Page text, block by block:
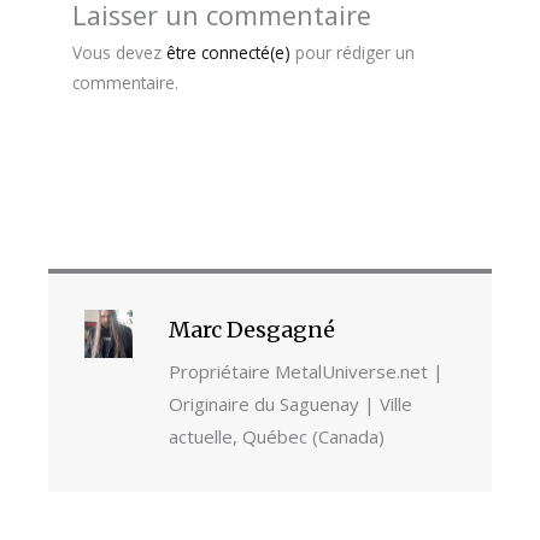
Laisser un commentaire
Vous devez être connecté(e) pour rédiger un
commentaire.
Marc Desgagné
Propriétaire MetalUniverse.net |
Originaire du Saguenay | Ville
actuelle, Québec (Canada)